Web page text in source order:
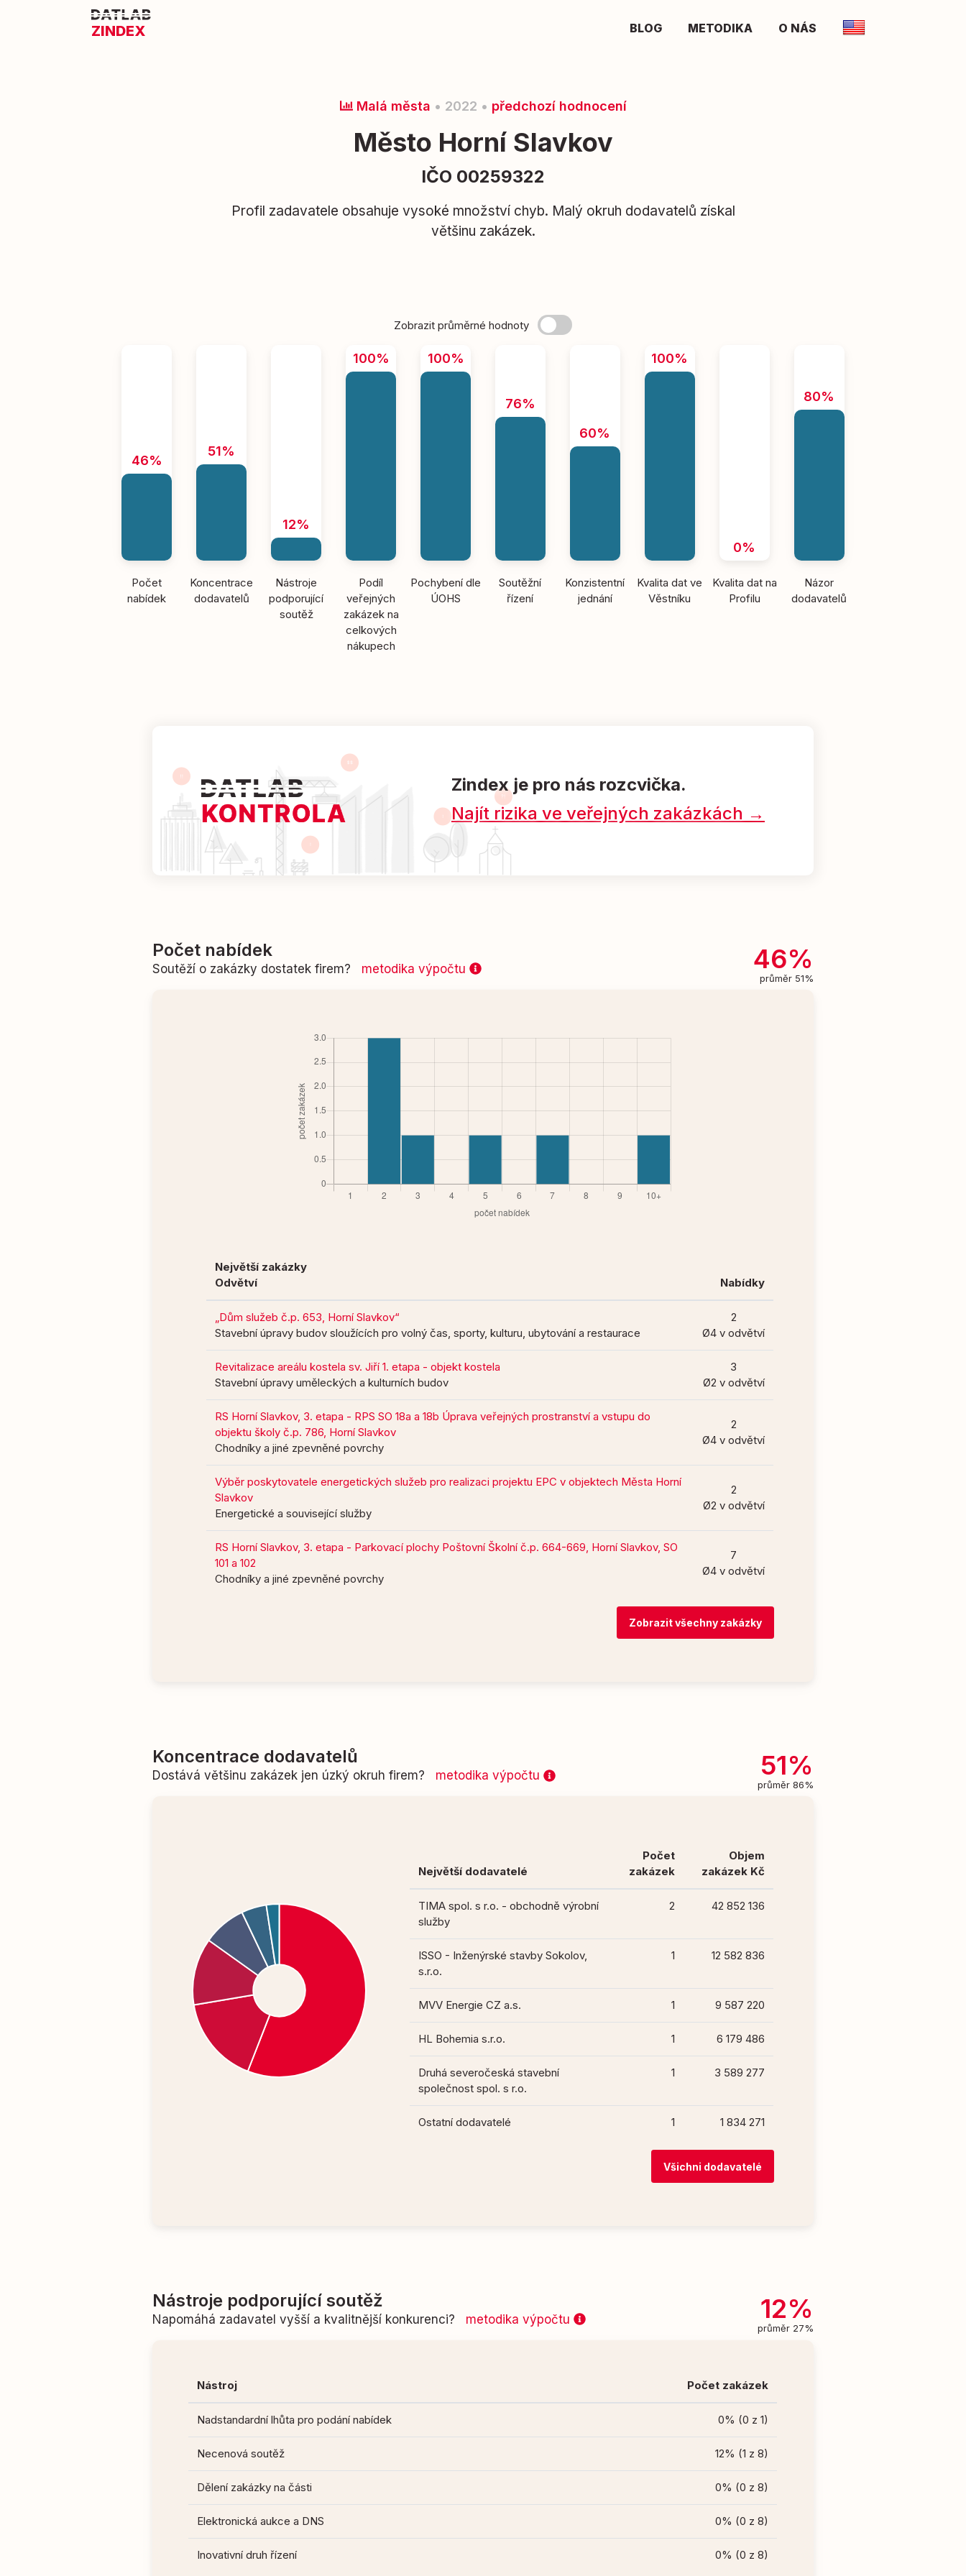
ZINDEX BLOG METODIKA O NÁS
Malá města • 2022 • předchozí hodnocení
Město Horní Slavkov
IČO 00259322
Profil zadavatele obsahuje vysoké množství chyb. Malý okruh dodavatelů získal
většinu zakázek.
Zobrazit průměrné hodnoty
46%
Počet
nabídek
51%
Koncentrace
dodavatelů
12%
Nástroje
podporující
soutěž
100%
Podíl
veřejných
zakázek na
celkových
nákupech
100%
Pochybení dle
ÚOHS
76%
Soutěžní
řízení
60%
Konzistentní
jednání
100%
Kvalita dat ve
Věstníku
0%
Kvalita dat na
Profilu
80%
Názor
dodavatelů
Zindex je pro nás rozcvička.
Najít rizika ve veřejných zakázkách →
Počet nabídek
Soutěží o zakázky dostatek firem? metodika výpočtu 46%
průměr 51%
Největší zakázky
Odvětví
Nabídky
„Dům služeb č.p. 653, Horní Slavkov“
Stavební úpravy budov sloužících pro volný čas, sporty, kulturu, ubytování a restaurace
2
Ø4 v odvětví
Revitalizace areálu kostela sv. Jiří 1. etapa - objekt kostela
Stavební úpravy uměleckých a kulturních budov
3
Ø2 v odvětví
RS Horní Slavkov, 3. etapa - RPS SO 18a a 18b Úprava veřejných prostranství a vstupu do
objektu školy č.p. 786, Horní Slavkov
Chodníky a jiné zpevněné povrchy
2
Ø4 v odvětví
Výběr poskytovatele energetických služeb pro realizaci projektu EPC v objektech Města Horní
Slavkov
Energetické a související služby
2
Ø2 v odvětví
RS Horní Slavkov, 3. etapa - Parkovací plochy Poštovní Školní č.p. 664-669, Horní Slavkov, SO
101 a 102
Chodníky a jiné zpevněné povrchy
7
Ø4 v odvětví
Zobrazit všechny zakázky
Koncentrace dodavatelů
Dostává většinu zakázek jen úzký okruh firem? metodika výpočtu 51%
průměr 86%
Největší dodavatelé
Počet
zakázek
Objem
zakázek Kč
TIMA spol. s r.o. - obchodně výrobní
služby
2 42 852 136
ISSO - Inženýrské stavby Sokolov,
s.r.o.
1 12 582 836
MVV Energie CZ a.s. 1 9 587 220
HL Bohemia s.r.o. 1 6 179 486
Druhá severočeská stavební
společnost spol. s r.o.
1 3 589 277
Ostatní dodavatelé 1 1 834 271
Všichni dodavatelé
Nástroje podporující soutěž
Napomáhá zadavatel vyšší a kvalitnější konkurenci? metodika výpočtu 12%
průměr 27%
Nástroj Počet zakázek
Nadstandardní lhůta pro podání nabídek 0% (0 z 1)
Necenová soutěž 12% (1 z 8)
Dělení zakázky na části 0% (0 z 8)
Elektronická aukce a DNS 0% (0 z 8)
Inovativní druh řízení 0% (0 z 8)